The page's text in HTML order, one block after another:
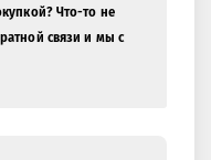
Что-то не
связи и мы с